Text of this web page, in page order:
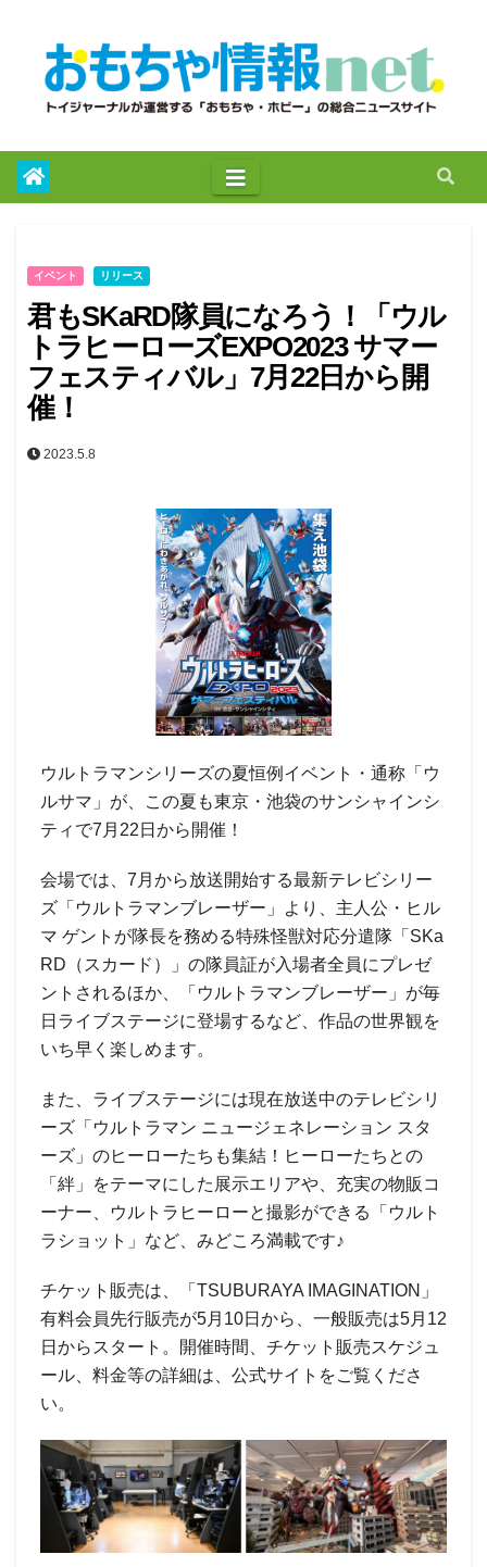
イベント リリース
君もSKaRD隊員になろう！「ウル
トラヒーローズEXPO2023 サマー
フェスティバル」7月22日から開
催！
2023.5.8
ウルトラマンシリーズの夏恒例イベント・通称「ウ
ルサマ」が、この夏も東京・池袋のサンシャインシ
ティで7月22日から開催！
会場では、7月から放送開始する最新テレビシリー
ズ「ウルトラマンブレーザー」より、主人公・ヒル
マ ゲントが隊長を務める特殊怪獣対応分遣隊「SKa
RD（スカード）」の隊員証が入場者全員にプレゼ
ントされるほか、「ウルトラマンブレーザー」が毎
日ライブステージに登場するなど、作品の世界観を
いち早く楽しめます。
また、ライブステージには現在放送中のテレビシリ
ーズ「ウルトラマン ニュージェネレーション スタ
ーズ」のヒーローたちも集結！ヒーローたちとの
「絆」をテーマにした展示エリアや、充実の物販コ
ーナー、ウルトラヒーローと撮影ができる「ウルト
ラショット」など、みどころ満載です♪
チケット販売は、「TSUBURAYA IMAGINATION」
有料会員先行販売が5月10日から、一般販売は5月12
日からスタート。開催時間、チケット販売スケジュ
ール、料金等の詳細は、公式サイトをご覧くださ
い。